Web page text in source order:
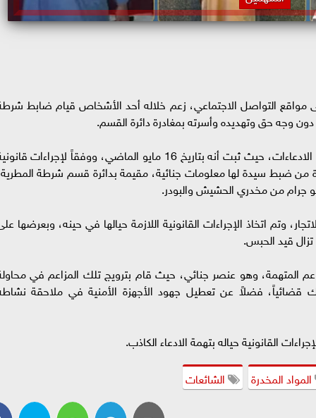
مواقع التواصل الاجتماعي، زعم خلاله أحد الأشخاص قيام ضابط
وجه حق وتهديده وأسرته بمغادرة دائرة القسم.
وأوضحت الوزارة أنه بالفحص تبين عدم صحة تلك الادعاءات، حيث ثبت أنه بتاريخ 16 مايو الماضي، ووفقاً لإجراءات
من ضبط سيدة لها معلومات جنائية، مقيمة بدائرة قسم شرطة
وتم اتخاذ الإجراءات القانونية اللازمة حيالها في حينه، وبعرضها
تزال قيد الحبس.
عم المتهمة، وهو عنصر جنائي، حيث قام بترويج تلك المزاعم في
قضائياً، فضلاً عن تعطيل جهود الأجهزة الأمنية في ملاحقة
القانونية حياله بتهمة الادعاء الكاذب.
المواد المخدرة
الشائعات